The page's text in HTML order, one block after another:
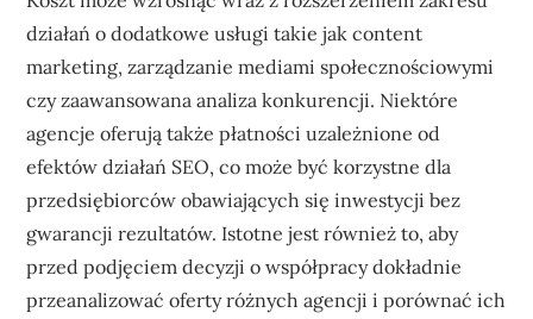
działań o dodatkowe usługi takie jak content
marketing, zarządzanie mediami społecznościowymi
czy zaawansowana analiza konkurencji. Niektóre
agencje oferują także płatności uzależnione od
efektów działań SEO, co może być korzystne dla
przedsiębiorców obawiających się inwestycji bez
gwarancji rezultatów. Istotne jest również to, aby
przed podjęciem decyzji o współpracy dokładnie
przeanalizować oferty różnych agencji i porównać ich